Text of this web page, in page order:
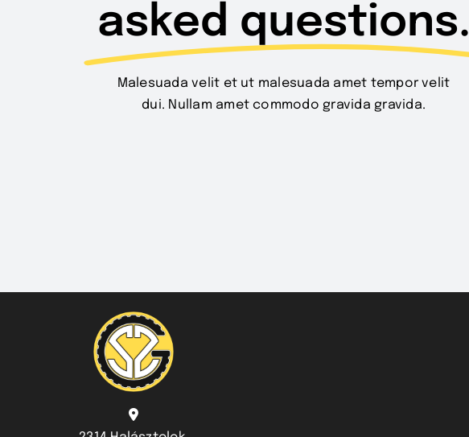
asked questions.
Malesuada velit et ut malesuada amet tempor velit
dui. Nullam amet commodo gravida gravida.